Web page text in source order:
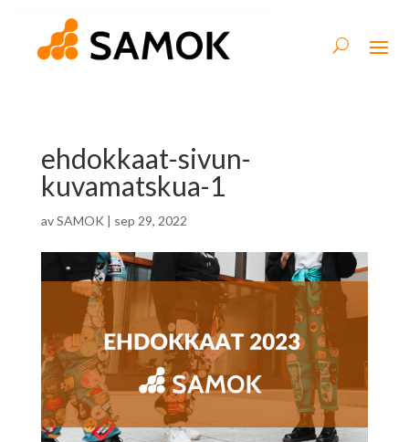
ehdokkaat-sivun-
kuvamatskua-1
avSAMOK | sep 29, 2022